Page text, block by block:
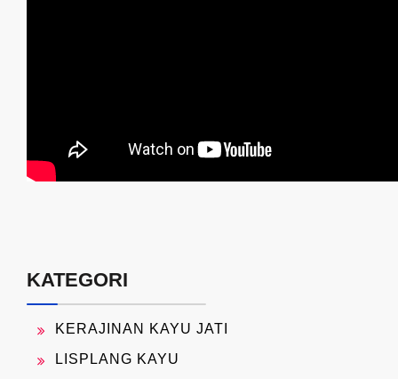
KATEGORI
KERAJINAN KAYU JATI
LISPLANG KAYU